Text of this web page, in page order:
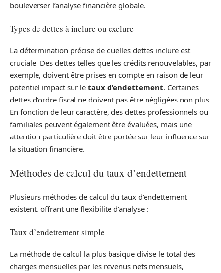
bouleverser l’analyse financière globale.
Types de dettes à inclure ou exclure
La détermination précise de quelles dettes inclure est
cruciale. Des dettes telles que les crédits renouvelables, par
exemple, doivent être prises en compte en raison de leur
potentiel impact sur le taux d’endettement. Certaines
dettes d’ordre fiscal ne doivent pas être négligées non plus.
En fonction de leur caractère, des dettes professionnels ou
familiales peuvent également être évaluées, mais une
attention particulière doit être portée sur leur influence sur
la situation financière.
Méthodes de calcul du taux d’endettement
Plusieurs méthodes de calcul du taux d’endettement
existent, offrant une flexibilité d’analyse :
Taux d’endettement simple
La méthode de calcul la plus basique divise le total des
charges mensuelles par les revenus nets mensuels,